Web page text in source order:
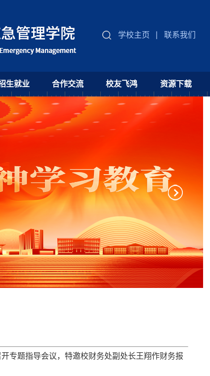
学校主页 联系我们
生就业 合作交流 校友飞鸿 资源下载
题指导会议，特邀校财务处副处长王翔作财务报